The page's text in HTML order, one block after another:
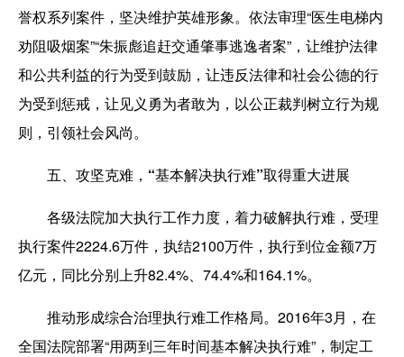
誉权系列案件，坚决维护英雄形象。依法审理“医生电梯内
劝阻吸烟案”“朱振彪追赶交通肇事逃逸者案”，让维护法律
和公共利益的行为受到鼓励，让违反法律和社会公德的行
为受到惩戒，让见义勇为者敢为，以公正裁判树立行为规
则，引领社会风尚。
五、攻坚克难，“基本解决执行难”取得重大进展
各级法院加大执行工作力度，着力破解执行难，受理
执行案件2224.6万件，执结2100万件，执行到位金额7万
亿元，同比分别上升82.4%、74.4%和164.1%。
推动形成综合治理执行难工作格局。2016年3月，在
全国法院部署“用两到三年时间基本解决执行难”，制定工